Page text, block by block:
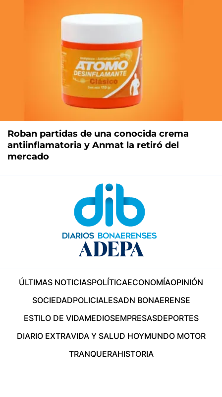
Roban partidas de una conocida crema
antiinflamatoria y Anmat la retiró del
mercado
ÚLTIMAS NOTICIASPOLÍTICAECONOMÍAOPINIÓN
SOCIEDADPOLICIALESADN BONAERENSE
ESTILO DE VIDAMEDIOSEMPRESASDEPORTES
DIARIO EXTRAVIDA Y SALUD HOYMUNDO MOTOR
TRANQUERAHISTORIA